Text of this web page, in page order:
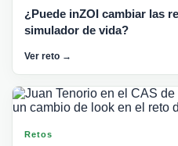
¿Puede inZOI cambiar las
simulador de vida?
Ver reto →
Retos